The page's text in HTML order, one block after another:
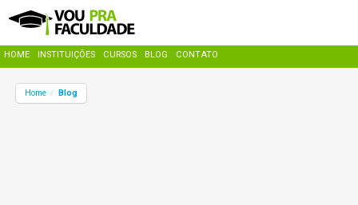
HOME INSTITUIÇÕES CURSOS BLOG CONTATO
Home / Blog